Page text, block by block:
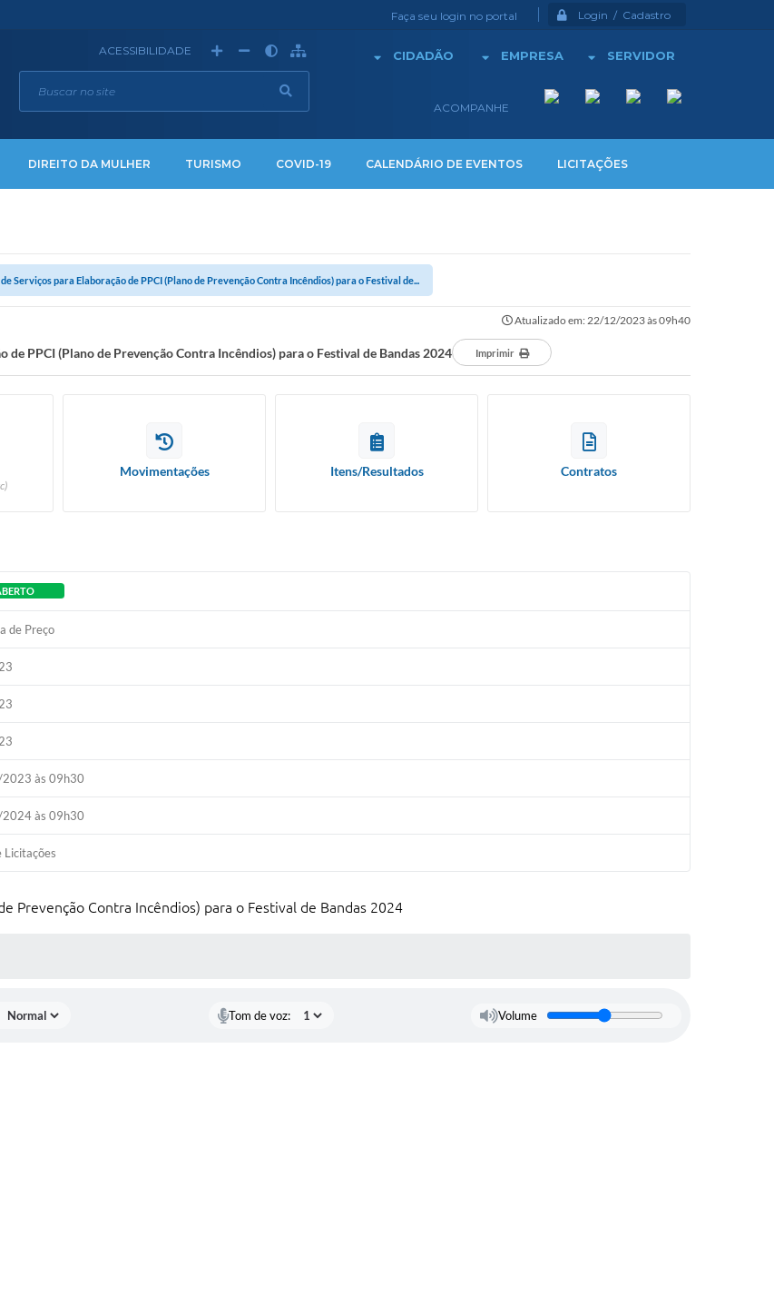
Faça seu login no portal Login / Cadastro
CIDADÃO EMPRESA SERVIDOR
ACOMPANHE
ACESSIBILIDADE
DIREITO DA MULHER TURISMO COVID-19 CALENDÁRIO DE EVENTOS LICITAÇÕES
Serviços para Elaboração de PPCI (Plano de Prevenção Contra Incêndios) para o Festival de...
Atualizado em: 22/12/2023 às 09h40
de PPCI (Plano de Prevenção Contra Incêndios) para o Festival de Bandas 2024 Imprimir
Movimentações Itens/Resultados Contratos
de Preço
às 09h30
às 09h30
Licitações
Prevenção Contra Incêndios) para o Festival de Bandas 2024
Tom de voz: Volume